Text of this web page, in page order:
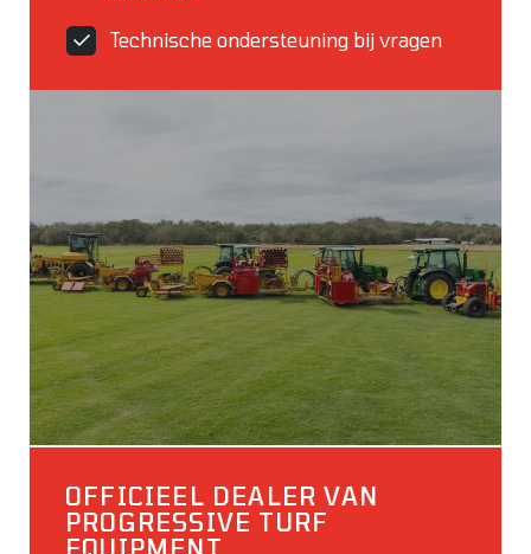
Technische ondersteuning bij vragen
OFFICIEEL DEALER VAN
PROGRESSIVE TURF
EQUIPMENT